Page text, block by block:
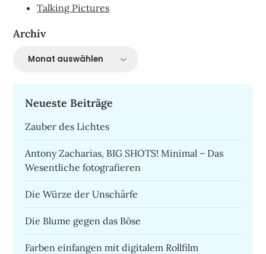
Talking Pictures
Archiv
Neueste Beiträge
Zauber des Lichtes
Antony Zacharias, BIG SHOTS! Minimal – Das
Wesentliche fotografieren
Die Würze der Unschärfe
Die Blume gegen das Böse
Farben einfangen mit digitalem Rollfilm